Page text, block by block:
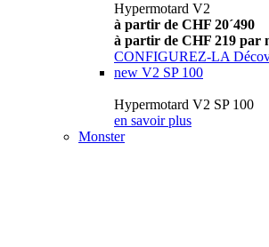
Hypermotard V2
à partir de CHF 20´490
à partir de CHF 219 par
CONFIGUREZ-LA
new V2 SP 100
Hypermotard V2 SP 100
en savoir plus
Monster